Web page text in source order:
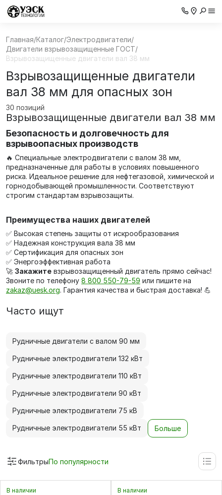
Главная/Каталог/Электродвигатели/
Двигатели взрывозащищенные ГОСТ/
Взрывозащищенные двигатели вал 38 мм
Взрывозащищенные двигатели
вал 38 мм для опасных зон
30 позиций
Взрывозащищенные двигатели вал 38 мм
Безопасность и долговечность для
взрывоопасных производств
🔥 Специальные электродвигатели с валом 38 мм,
предназначенные для работы в условиях повышенного
риска. Идеальное решение для нефтегазовой, химической и
горнодобывающей промышленности. Соответствуют
строгим стандартам взрывозащиты.
Преимущества наших двигателей
✅ Высокая степень защиты от искрообразования
✅ Надежная конструкция вала 38 мм
✅ Сертификация для опасных зон
✅ Энергоэффективная работа
🚀 Закажите взрывозащищенный двигатель прямо сейчас!
Звоните по телефону 8 800 550-79-59 или пишите на
zakaz@uesk.org. Гарантия качества и быстрая доставка! 💪
Часто ищут
Рудничные двигатели с валом 90 мм
Рудничные электродвигатели 132 кВт
Рудничные электродвигатели 110 кВт
Рудничные электродвигатели 90 кВт
Рудничные электродвигатели 75 кВ
Рудничные электродвигатели 55 кВт Больше
ФильтрыПо популярности
В наличии В наличии